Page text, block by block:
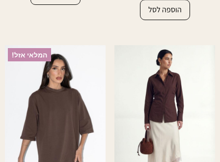
הוספה לסל
המלאי אזל!